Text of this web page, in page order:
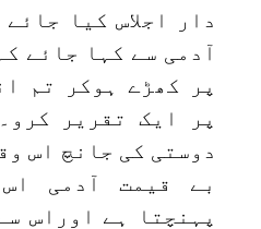
دار اجلاس کیا
آدمی سے کہا جائے
پر کھڑے ہوکر تم
پر ایک تقریر
دوستی کی جانچ اس
بے قیمت آدمی
پہنچتا ہے اوراس